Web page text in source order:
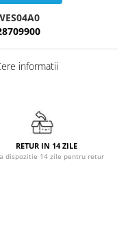
informatii
RETUR IN 14 ZILE
dispozitie 14 zile pentru retur